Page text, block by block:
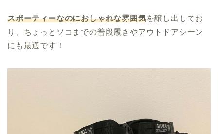
スポーティーなのにおしゃれな雰囲気を醸し出してお
り、ちょっとソコまでの普段履きやアウトドアシーン
にも最適です！